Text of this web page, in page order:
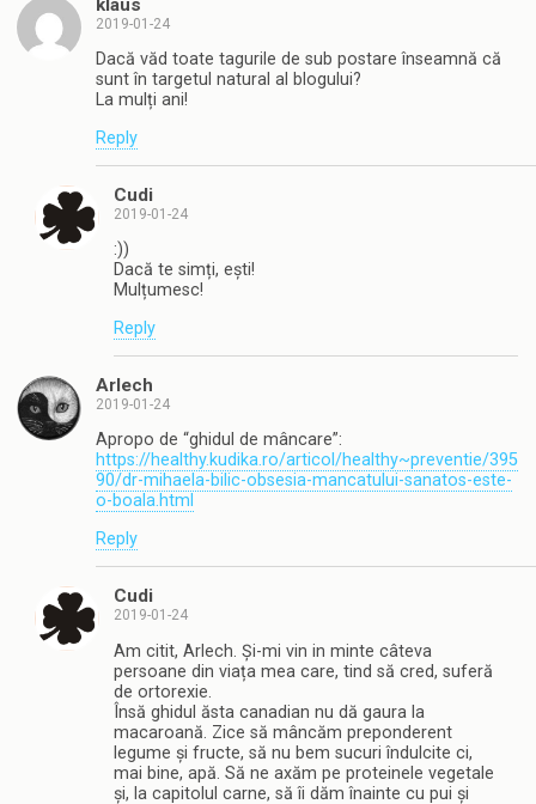
klaus
2019-01-24
Dacă văd toate tagurile de sub postare înseamnă că
sunt în targetul natural al blogului?
La mulți ani!
Reply
Cudi
2019-01-24
:))
Dacă te simți, ești!
Mulțumesc!
Reply
Arlech
2019-01-24
Apropo de “ghidul de mâncare”:
https://healthy.kudika.ro/articol/healthy~preventie/395
90/dr-mihaela-bilic-obsesia-mancatului-sanatos-este-
o-boala.html
Reply
Cudi
2019-01-24
Am citit, Arlech. Și-mi vin in minte câteva
persoane din viața mea care, tind să cred, suferă
de ortorexie.
Însă ghidul ăsta canadian nu dă gaura la
macaroană. Zice să mâncăm preponderent
legume și fructe, să nu bem sucuri îndulcite ci,
mai bine, apă. Să ne axăm pe proteinele vegetale
și, la capitolul carne, să îi dăm înainte cu pui și